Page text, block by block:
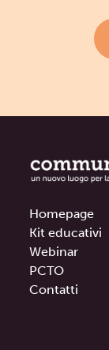
Homepage
Kit educativi
Webinar
PCTO
Contatti